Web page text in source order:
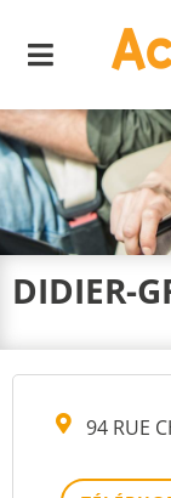
Menu
DIDIER-
94 RUE